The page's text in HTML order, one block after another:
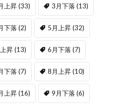
上昇(33) 3月下落 (13)
下落 (2) 5月上昇(32)
昇(13) 6月下落 (7)
下落 (7) 8月上昇(10)
上昇(16) 9月下落 (6)